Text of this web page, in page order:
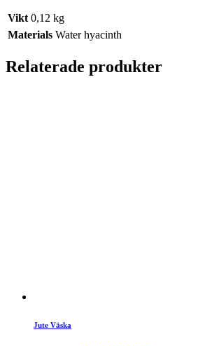
Vikt 0,12 kg
Materials Water hyacinth
Relaterade produkter
Jute Väska